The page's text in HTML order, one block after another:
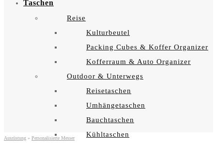
Taschen
Reise
Kulturbeutel
Packing Cubes & Koffer Organizer
Kofferraum & Auto Organizer
Outdoor & Unterwegs
Reisetaschen
Umhängetaschen
Bauchtaschen
Kühltaschen
Ausrüstung » Personalisierte Messer